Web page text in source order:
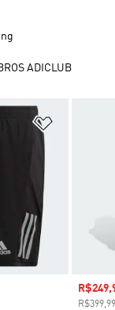
Adicionar
Preço
ADICLUB